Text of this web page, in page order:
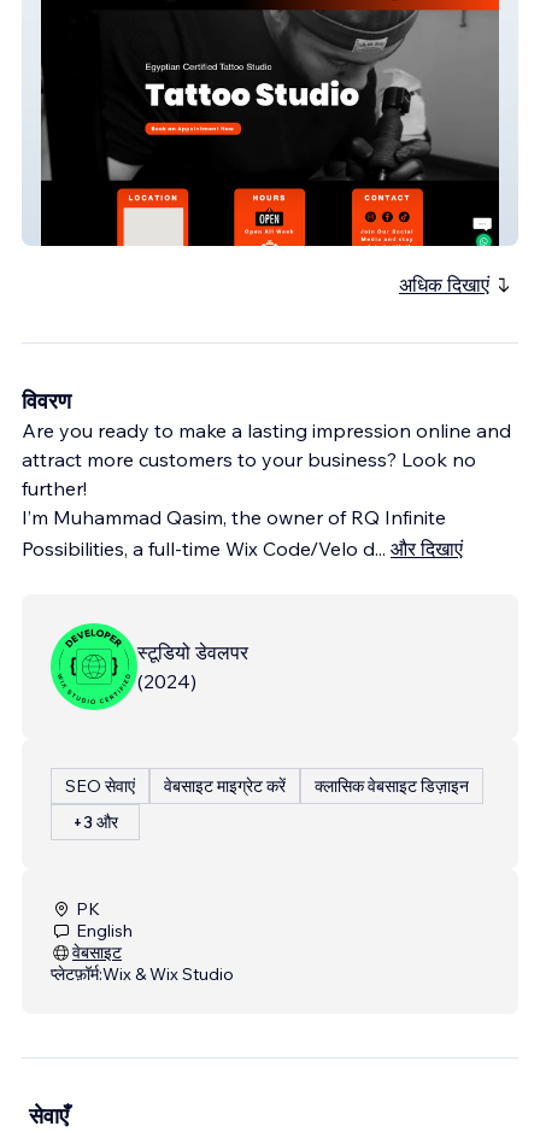
अधिक दिखाएं
विवरण
Are you ready to make a lasting impression online and
attract more customers to your business? Look no
further!
I’m Muhammad Qasim, the owner of RQ Infinite
Possibilities, a full-time Wix Code/Velo d... और दिखाएं
स्टूडियो डेवलपर
(2024)
SEO सेवाएं वेबसाइट माइग्रेट करें
क्लासिक वेबसाइट डिज़ाइन
+3 और
PK
English
वेबसाइट
प्लेटफ़ॉर्म:Wix & Wix Studio
सेवाएँ